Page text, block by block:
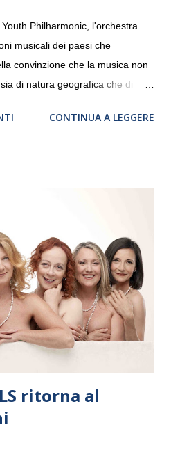
Philharmonic, l'orchestra
musicali dei paesi che
convinzione che la musica non
di natura geografica che di
in Germania, e toccherà, in
dove si esibirà per il secondo anno
avrà il piacere di applaudire i
Youth Philharmonic per la quarta
2008 da Kristjan Järvi (affiancato
consulent...
CONTINUA A LEGGERE
ritorna al